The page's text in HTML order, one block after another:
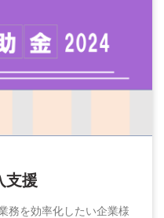
支援
務を効率化したい企業様